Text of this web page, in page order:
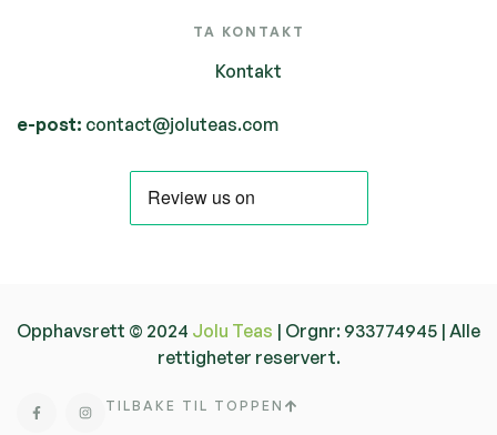
TA KONTAKT
Kontakt
e-post: contact@joluteas.com
Opphavsrett © 2024 Jolu Teas | Orgnr: 933774945 | Alle
rettigheter reservert.
TILBAKE TIL TOPPEN